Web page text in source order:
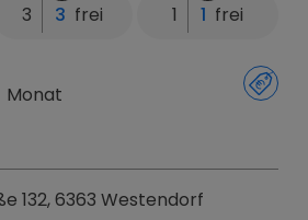
3 3 frei 1 1 frei
Monat
132, 6363 Westendorf